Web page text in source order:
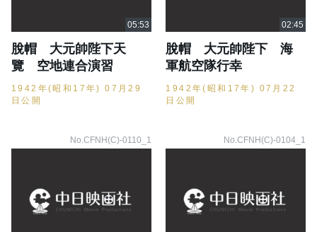
脫帽 大元帥陛下天
覽 空地連合演習
1942年(昭和17年) 07月29
日公開
脫帽 大元帥陛下 海
軍航空隊行幸
1942年(昭和17年) 07月22
日公開
No.CFNH(C)-0110_1 No.CFNH(C)-0104_1